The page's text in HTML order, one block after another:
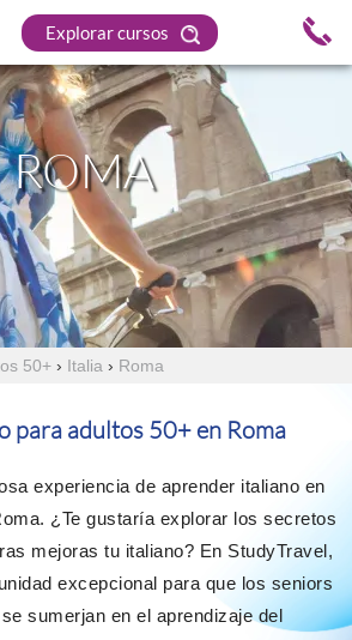
Explorar cursos
ROMA
50+ › Italia › Roma
para adultos 50+ en Roma
experiencia de aprender italiano en
¿Te gustaría explorar los secretos
mejoras tu italiano? En StudyTravel,
excepcional para que los seniors
sumerjan en el aprendizaje del